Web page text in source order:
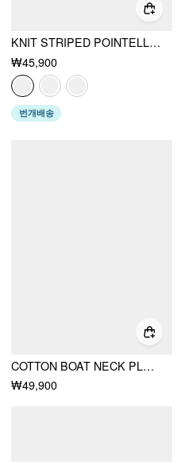
KNIT STRIPED POINTELLE OFF-SHOULDER SHORT SLEEVE TOP
₩45,900
번개배송
COTTON BOAT NECK PLAID BACKLESS CUT OUT TANK TOP
₩49,900